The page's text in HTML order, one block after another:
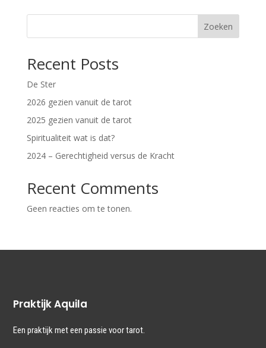
Zoeken
Recent Posts
De Ster
2026 gezien vanuit de tarot
2025 gezien vanuit de tarot
Spiritualiteit wat is dat?
2024 – Gerechtigheid versus de Kracht
Recent Comments
Geen reacties om te tonen.
Praktijk Aquila
Een praktijk met een passie voor tarot.